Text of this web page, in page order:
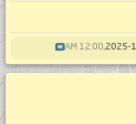
12:00 AM